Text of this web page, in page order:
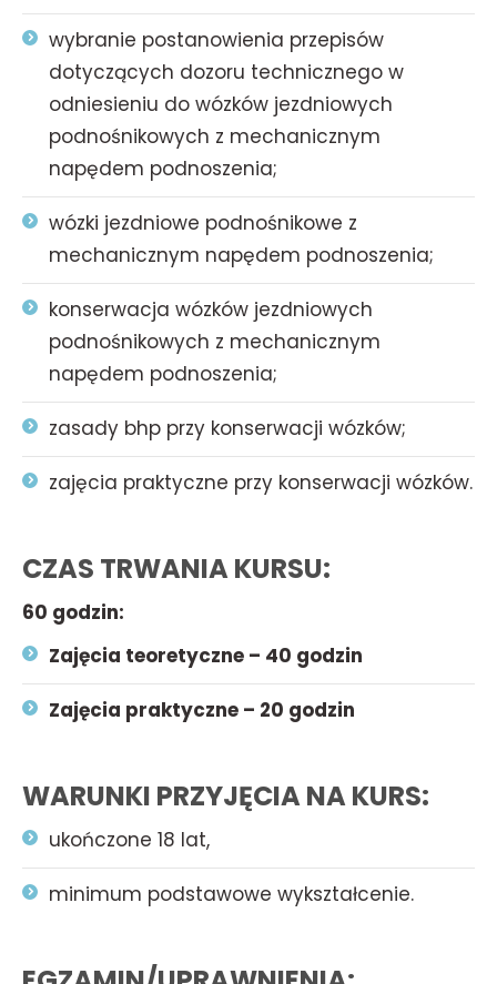
wybranie postanowienia przepisów
dotyczących dozoru technicznego w
odniesieniu do wózków jezdniowych
podnośnikowych z mechanicznym
napędem podnoszenia;
wózki jezdniowe podnośnikowe z
mechanicznym napędem podnoszenia;
konserwacja wózków jezdniowych
podnośnikowych z mechanicznym
napędem podnoszenia;
zasady bhp przy konserwacji wózków;
zajęcia praktyczne przy konserwacji wózków.
CZAS TRWANIA KURSU:
60 godzin:
Zajęcia teoretyczne – 40 godzin
Zajęcia praktyczne – 20 godzin
WARUNKI PRZYJĘCIA NA KURS:
ukończone 18 lat,
minimum podstawowe wykształcenie.